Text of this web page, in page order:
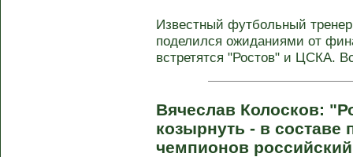
Известный футбольный
поделился ожиданиями от
встретятся "Ростов" и ЦСКА.
Вячеслав Колосков:
козырнуть - в составе
чемпионов